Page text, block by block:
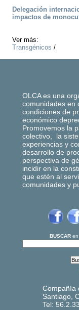
Delegación
impactos de
Ver más:
Transgénicos /
OLCA es una
comunidades en
condiciones de
económico
Promovemos la
colectivo, la
experiencias y
desarrollo de
perspectiva de
incidir en la
que estén al
comunidades y
BUSCAR en
Compañía
Santiago,
Tel: